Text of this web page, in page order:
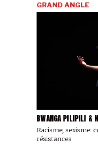
BWANGA PILIPILI &
Racisme, sexisme:
résistances
GRAND ANGLE